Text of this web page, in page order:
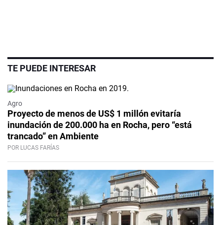
TE PUEDE INTERESAR
Agro
Proyecto de menos de US$ 1 millón evitaría
inundación de 200.000 ha en Rocha, pero “está
trancado” en Ambiente
POR LUCAS FARÍAS